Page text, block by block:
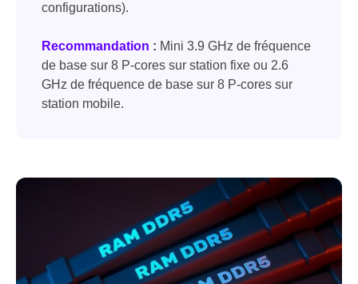
configurations).
Recommandation : Mini 3.9 GHz de fréquence
de base sur 8 P-cores sur station fixe ou 2.6
GHz de fréquence de base sur 8 P-cores sur
station mobile.